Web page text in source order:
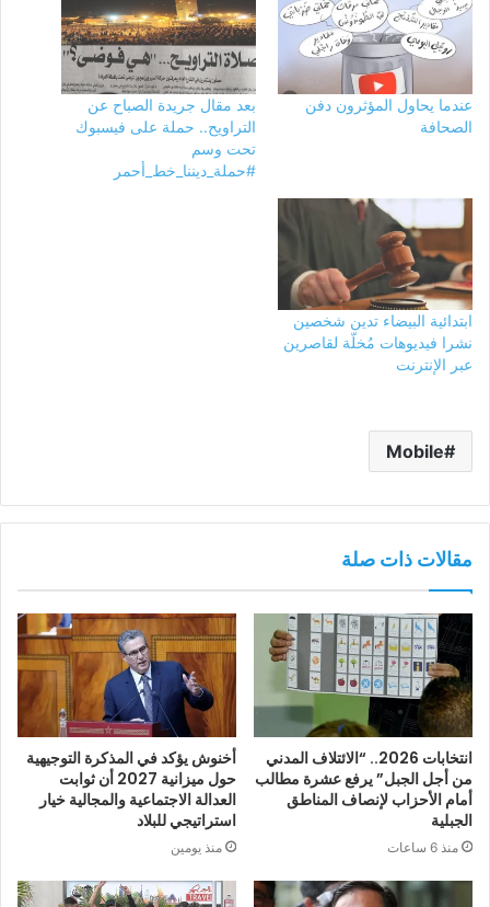
عندما يحاول المؤثرون دفن
الصحافة
بعد مقال جريدة الصباح عن
التراويح.. حملة على فيسبوك
تحت وسم
#حملة_ديننا_خط_أحمر
ابتدائية البيضاء تدين شخصين
نشرا فيديوهات مُخلّة لقاصرين
عبر الإنترنت
Mobile
مقالات ذات صلة
انتخابات 2026.. “الائتلاف المدني
من أجل الجبل” يرفع عشرة مطالب
أمام الأحزاب لإنصاف المناطق
الجبلية
منذ 6 ساعات
أخنوش يؤكد في المذكرة التوجيهية
حول ميزانية 2027 أن ثوابت
العدالة الاجتماعية والمجالية خيار
استراتيجي للبلاد
منذ يومين